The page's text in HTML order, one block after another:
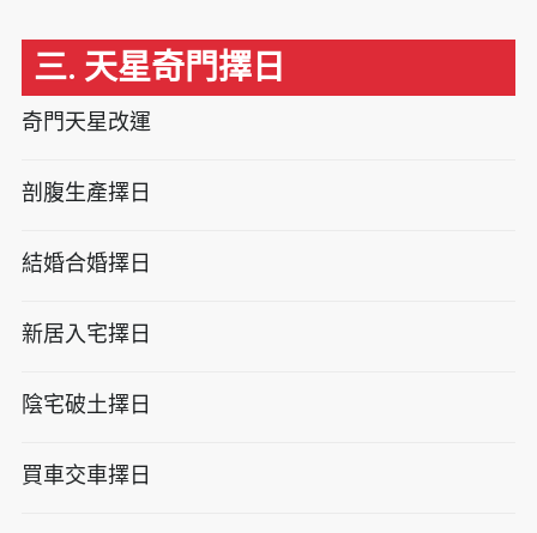
三. 天星奇門擇日
奇門天星改運
剖腹生產擇日
結婚合婚擇日
新居入宅擇日
陰宅破土擇日
買車交車擇日